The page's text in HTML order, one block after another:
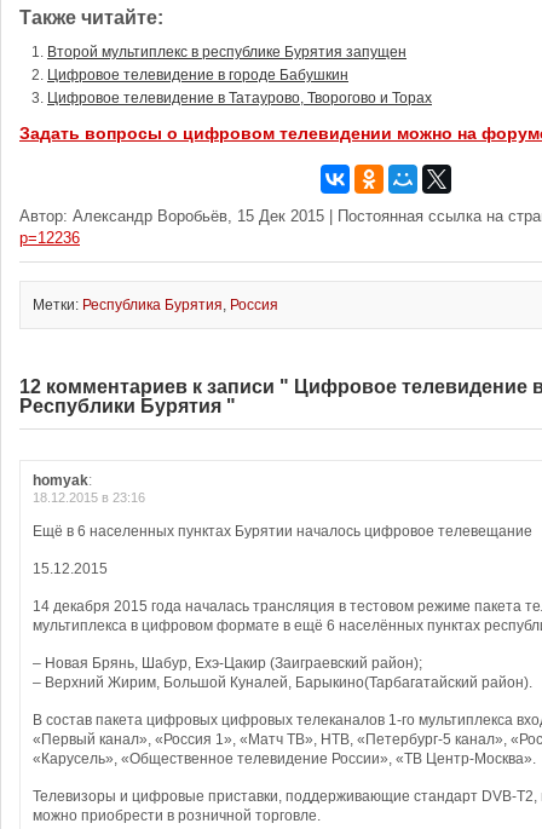
Также читайте:
Второй мультиплекс в республике Бурятия запущен
Цифровое телевидение в городе Бабушкин
Цифровое телевидение в Татаурово, Творогово и Торах
Задать вопросы о цифровом телевидении можно на
Автор: Александр Воробьёв, 15 Дек 2015 | Постоянная ссылка на
p=12236
Метки: Республика Бурятия, Россия
12 комментариев к записи " Цифровое телевидение
Республики Бурятия "
homyak:
18.12.2015 в 23:16
Ещё в 6 населенных пунктах Бурятии началось цифровое телевещание
15.12.2015
14 декабря 2015 года началась трансляция в тестовом режиме пакета
мультиплекса в цифровом формате в ещё 6 населённых пунктах
– Новая Брянь, Шабур, Ехэ-Цакир (Заиграевский район);
– Верхний Жирим, Большой Куналей, Барыкино(Тарбагатайский район).
В состав пакета цифровых цифровых телеканалов 1-го мультиплекса
«Первый канал», «Россия 1», «Матч ТВ», НТВ, «Петербург-5 канал»,
«Карусель», «Общественное телевидение России», «ТВ Центр-Москва».
Телевизоры и цифровые приставки, поддерживающие стандарт DVB-T2,
можно приобрести в розничной торговле.